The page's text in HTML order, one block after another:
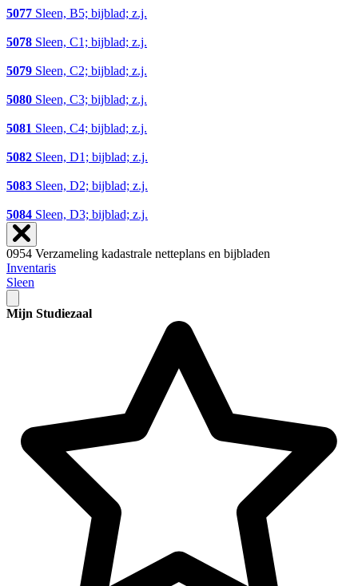
5077 Sleen, B5; bijblad; z.j.
5078 Sleen, C1; bijblad; z.j.
5079 Sleen, C2; bijblad; z.j.
5080 Sleen, C3; bijblad; z.j.
5081 Sleen, C4; bijblad; z.j.
5082 Sleen, D1; bijblad; z.j.
5083 Sleen, D2; bijblad; z.j.
5084 Sleen, D3; bijblad; z.j.
0954 Verzameling kadastrale netteplans en bijbladen
Inventaris
Sleen
Mijn Studiezaal